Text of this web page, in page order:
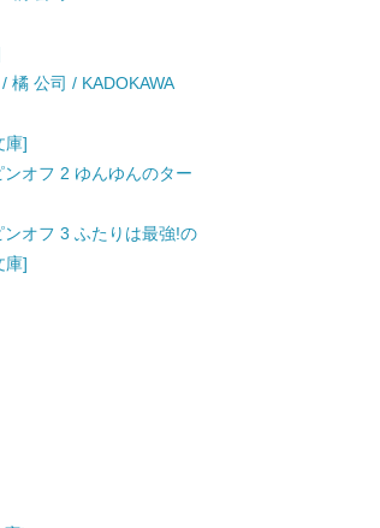
橘 公司 / KADOKAWA
庫]
オフ 2 ゆんゆんのター
オフ 3 ふたりは最強!の
庫]